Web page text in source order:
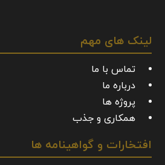
لینک های مهم
تماس با ما
درباره ما
پروژه ها
همکاری و جذب
افتخارات و گواهینامه ها